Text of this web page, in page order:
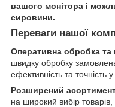
вашого монітора і
сировини.
Переваги нашої
Оперативна обробка та
швидку обробку
ефективність та точність
Розширений
на широкий вибір